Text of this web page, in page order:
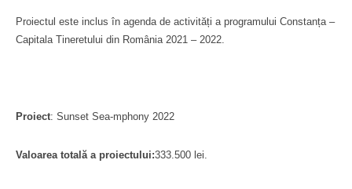
Proiectul este inclus în agenda de activități a programului Constanța –
Capitala Tineretului din România 2021 – 2022.
Proiect: Sunset Sea-mphony 2022
Valoarea totală a proiectului:333.500 lei.